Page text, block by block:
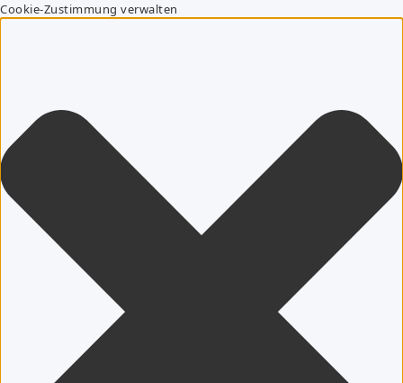
Cookie-Zustimmung verwalten